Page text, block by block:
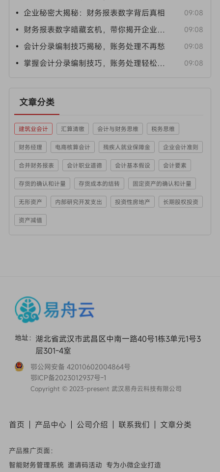
• 企业秘密大揭秘：财务报表数字背后真相 09:08
• 财务报表数字暗藏玄机，带你揭开企业秘密 09:08
• 会计分录编制技巧揭秘，账务处理不再愁 09:08
• 掌握会计分录编制技巧，账务处理轻松搞定 09:08
文章分类
建筑业会计 汇算清缴 会计与财务思维 税务思维
财务经理 电商核算会计 残疾人就业保障金 企业会计准则
合并财务报表 会计职业道德 会计基本假设 会计要素
存货的确认和计量 存货成本的结转 固定资产的确认和计量
无形资产 内部研究开发支出 投资性房地产 长期股权投资
资产减值
地址： 湖北省武汉市武昌区中南一路40号1栋3单元1号3
层301-4室
鄂公网安备 42010602004864号
鄂ICP备2023012937号-1
Copyright © 2023-present 武汉易舟云科技有限公司
首页 产品中心 公司介绍 联系我们 文章分类
产品推广页面：
智能财务管理系统 邀请码活动 专为小微企业打造